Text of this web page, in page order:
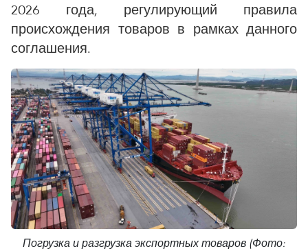
2026 года, регулирующий правила
происхождения товаров в рамках данного
соглашения.
Погрузка и разгрузка экспортных товаров (Фото: